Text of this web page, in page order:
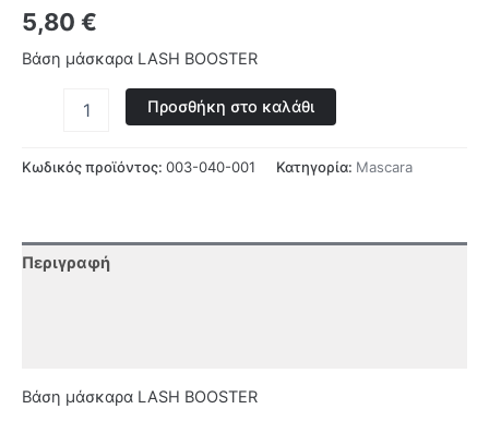
5,80 €
Βάση μάσκαρα LASH BOOSTER
Προσθήκη στο καλάθι
Κωδικός προϊόντος: 003-040-001 Κατηγορία: Mascara
Περιγραφή
Βάση μάσκαρα LASH BOOSTER